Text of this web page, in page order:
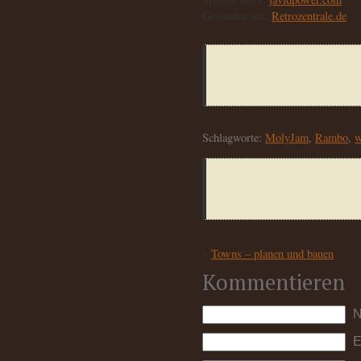
Retrozentrale.de
Schlagworte: MolyJam, Rambo,
Towns – planen und bauen
Kommentieren